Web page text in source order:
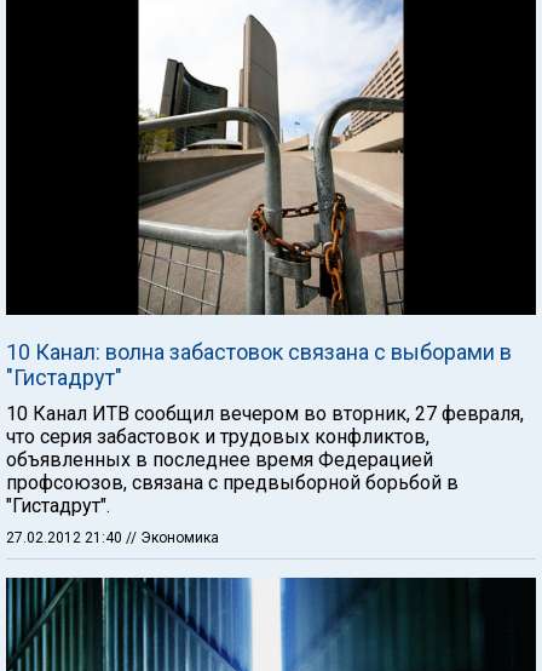
10 Канал: волна забастовок связана с выборами в
"Гистадрут"
10 Канал ИТВ сообщил вечером во вторник, 27 февраля,
что серия забастовок и трудовых конфликтов,
объявленных в последнее время Федерацией
профсоюзов, связана с предвыборной борьбой в
"Гистадрут".
27.02.2012 21:40 // Экономика